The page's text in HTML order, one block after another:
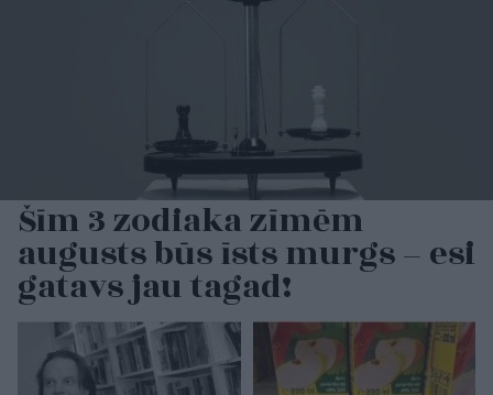
Šīm 3 zodiaka zīmēm
augusts būs īsts murgs – esi
gatavs jau tagad!